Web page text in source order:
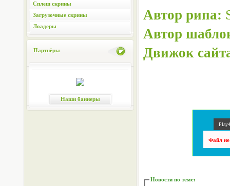
Сплеш скрины
Загрузочные скрины
Лоадеры
Партнёры
Наши баннеры
Автор рипа:
Автор
Движок
Файл не
Новости по теме: